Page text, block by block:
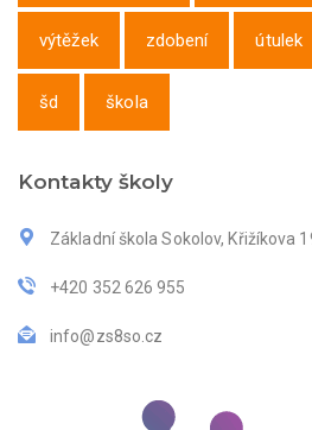
výtěžek zdobení útulek
šd škola
Kontakty školy
Základní škola Sokolov, Křižíkova
+420 352 626 955
info@zs8so.cz